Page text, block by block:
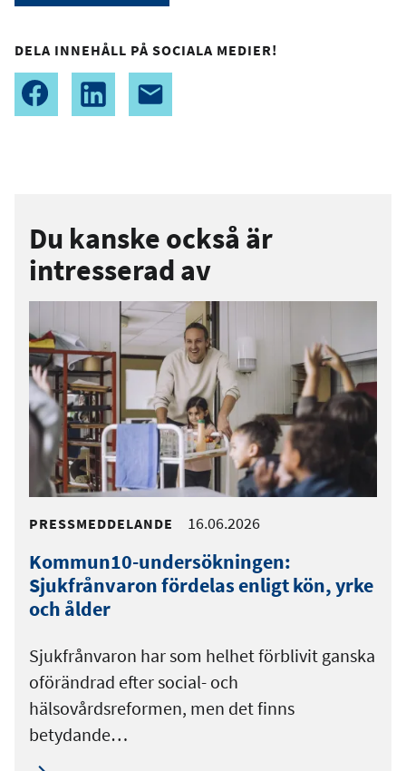
DELA INNEHÅLL PÅ SOCIALA MEDIER!
Du kanske också är
intresserad av
PRESSMEDDELANDE 16.06.2026
Kommun10-undersökningen:
Sjukfrånvaron fördelas enligt kön, yrke
och ålder
Sjukfrånvaron har som helhet förblivit ganska
oförändrad efter social- och
hälsovårdsreformen, men det finns
betydande…